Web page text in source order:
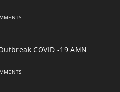
COVID -19 AMN